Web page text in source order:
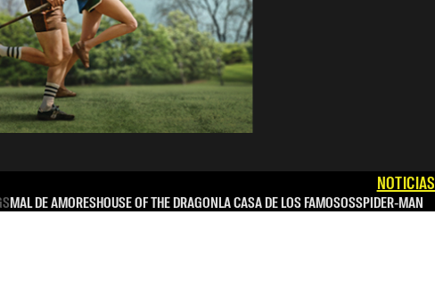
NOTICIAS
MAL DE AMORESHOUSE OF THE DRAGONLA CASA DE LOS FAMOSOSSPIDER-MAN